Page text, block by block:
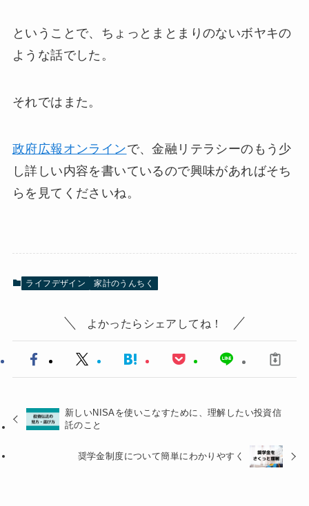
ということで、ちょっとまとまりのないボヤキの
ような話でした。
それではまた。
政府広報オンラインで、金融リテラシーのもう少
し詳しい内容を書いているので興味があればそち
らを見てくださいね。
ライフデザイン 家計のうんちく
よかったらシェアしてね！
新しいNISAを使いこなすために、理解したい投資信
託のこと
奨学金制度について簡単にわかりやすく